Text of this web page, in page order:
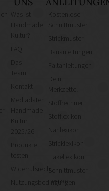
Was ist
Kultur?
Team
Kontakt
Mediadaten
Kultur
2025/26
Produkte
testen
Widerrufsrecht
Nutzungsbedingungen
Kostenlose
Schnittmuster
Strickmuster
Bauanleitungen
Faltanleitungen
Merkzettel
Stoffrechner
Stofflexikon
Nählexikon
Stricklexikon
Häkellexikon
Schnittmuster-
Lexikon